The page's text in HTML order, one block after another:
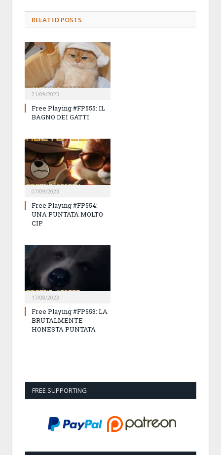
RELATED POSTS
21/09/2023
Free Playing #FP555: IL
BAGNO DEI GATTI
07/09/2023
Free Playing #FP554:
UNA PUNTATA MOLTO
CIP
17/08/2023
Free Playing #FP553: LA
BRUTALMENTE
HONESTA PUNTATA
FREE SUPPORTING